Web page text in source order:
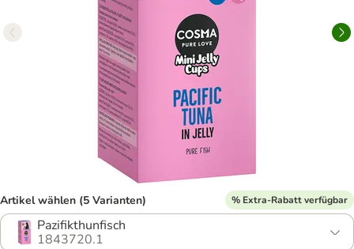
Artikel wählen (5 Varianten) % Extra-Rabatt verfügbar
Pazifikthunfisch
1843720.1